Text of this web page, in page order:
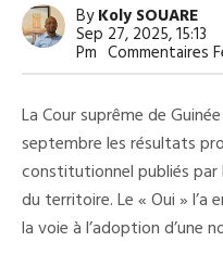
ByKoly SOUARE
Sep 27, 2025, 15:13
Pm Commentaires
La Cour suprême de
septembre les résultats
constitutionnel publiés par
du territoire. Le « Oui »
la voie à l’adoption d’une